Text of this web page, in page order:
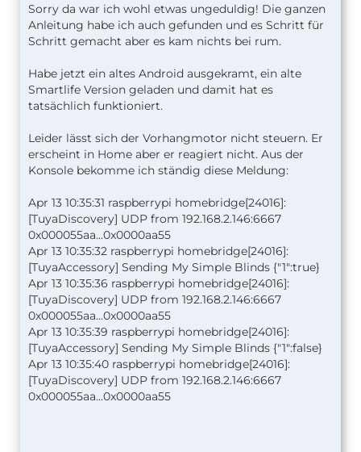
Sorry da war ich wohl etwas ungeduldig! Die ganzen
Anleitung habe ich auch gefunden und es Schritt für
Schritt gemacht aber es kam nichts bei rum.
Habe jetzt ein altes Android ausgekramt, ein alte
Smartlife Version geladen und damit hat es
tatsächlich funktioniert.
Leider lässt sich der Vorhangmotor nicht steuern. Er
erscheint in Home aber er reagiert nicht. Aus der
Konsole bekomme ich ständig diese Meldung:
Apr 13 10:35:31 raspberrypi homebridge[24016]:
[TuyaDiscovery] UDP from 192.168.2.146:6667
0x000055aa...0x0000aa55
Apr 13 10:35:32 raspberrypi homebridge[24016]:
[TuyaAccessory] Sending My Simple Blinds {"1":true}
Apr 13 10:35:36 raspberrypi homebridge[24016]:
[TuyaDiscovery] UDP from 192.168.2.146:6667
0x000055aa...0x0000aa55
Apr 13 10:35:39 raspberrypi homebridge[24016]:
[TuyaAccessory] Sending My Simple Blinds {"1":false}
Apr 13 10:35:40 raspberrypi homebridge[24016]:
[TuyaDiscovery] UDP from 192.168.2.146:6667
0x000055aa...0x0000aa55